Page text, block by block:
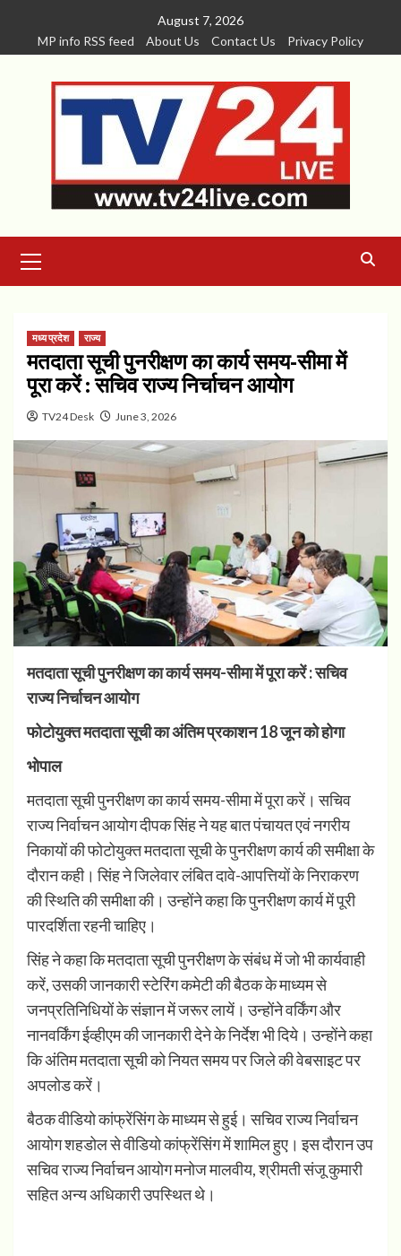
content
August 7, 2026
MP info RSS feed
About Us Contact Us Privacy Policy
Menu
मध्य प्रदेश राज्य
मतदाता सूची पुनरीक्षण का कार्य समय-सीमा में
पूरा करें : सचिव राज्य निर्चाचन आयोग
TV24 Desk June 3, 2026
मतदाता सूची पुनरीक्षण का कार्य समय-सीमा में पूरा करें : सचिव
राज्य निर्चाचन आयोग
फोटोयुक्त मतदाता सूची का अंतिम प्रकाशन 18 जून को होगा
भोपाल
मतदाता सूची पुनरीक्षण का कार्य समय-सीमा में पूरा करें। सचिव
राज्य निर्वाचन आयोग दीपक सिंह ने यह बात पंचायत एवं नगरीय
निकायों की फोटोयुक्त मतदाता सूची के पुनरीक्षण कार्य की समीक्षा के
दौरान कही। सिंह ने जिलेवार लंबित दावे-आपत्तियों के निराकरण
की स्थिति की समीक्षा की। उन्होंने कहा कि पुनरीक्षण कार्य में पूरी
पारदर्शिता रहनी चाहिए।
सिंह ने कहा कि मतदाता सूची पुनरीक्षण के संबंध में जो भी कार्यवाही
करें, उसकी जानकारी स्टेरिंग कमेटी की बैठक के माध्यम से
जनप्रतिनिधियों के संज्ञान में जरूर लायें। उन्होंने वर्किंग और
नानवर्किंग ईव्हीएम की जानकारी देने के निर्देश भी दिये। उन्होंने कहा
कि अंतिम मतदाता सूची को नियत समय पर जिले की वेबसाइट पर
अपलोड करें।
बैठक वीडियो कांफ्रेंसिंग के माध्यम से हुई। सचिव राज्य निर्वाचन
आयोग शहडोल से वीडियो कांफ्रेंसिंग में शामिल हुए। इस दौरान उप
सचिव राज्य निर्वाचन आयोग मनोज मालवीय, श्रीमती संजू कुमारी
सहित अन्य अ‍धिकारी उपस्थित थे।